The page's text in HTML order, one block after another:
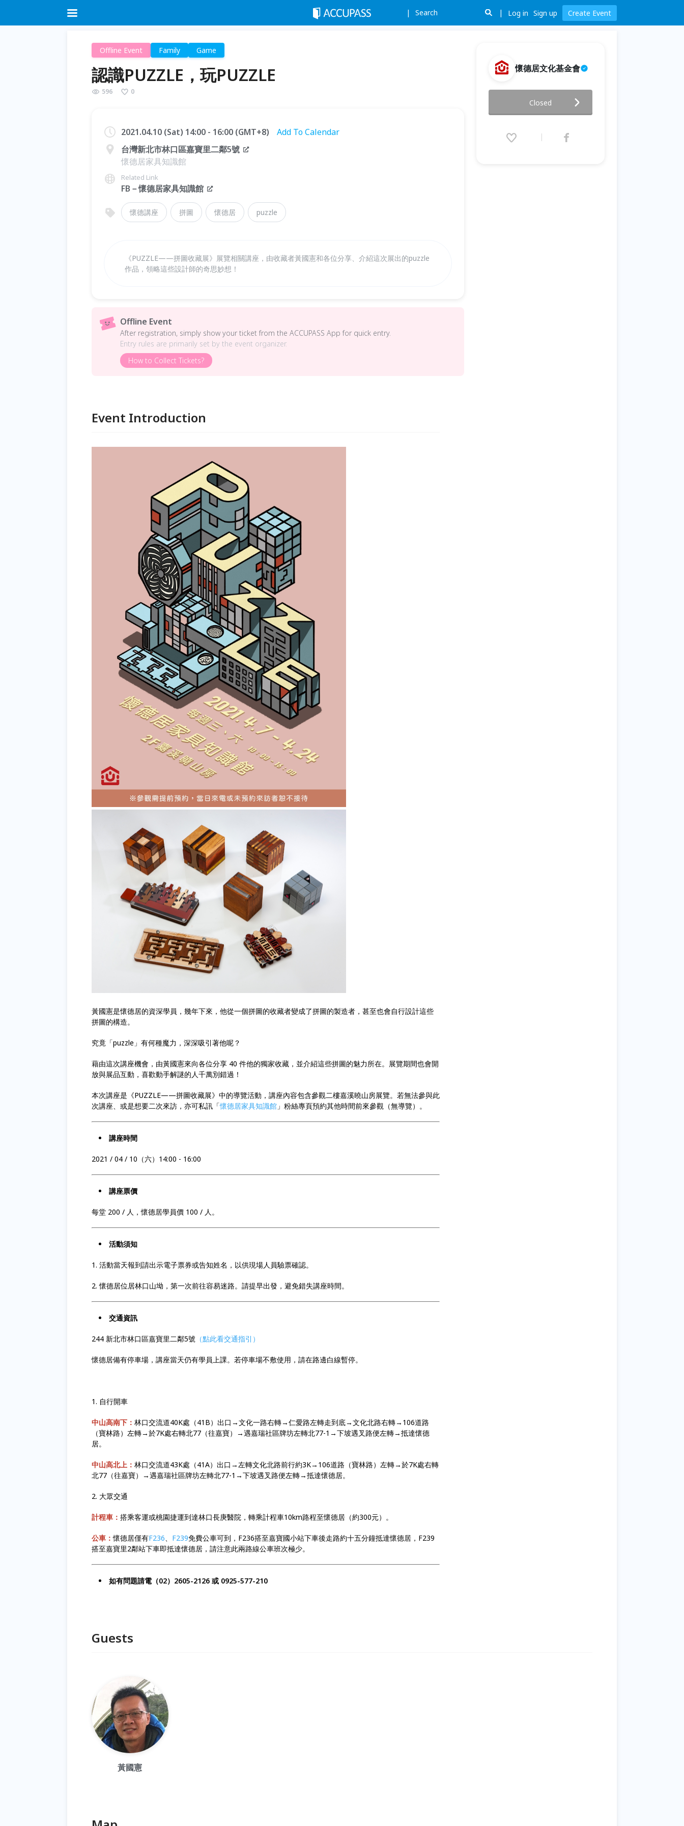
Search Log in Sign up Create Event
Offline Event Family Game
認識PUZZLE，玩PUZZLE
596 0
2021.04.10 (Sat) 14:00 - 16:00 (GMT+8)
Add To Calendar
台灣新北市林口區嘉寶里二鄰5號
懷德居家具知識館
Related Link
FB－懷德居家具知識館
懷德講座 拼圖 懷德居 puzzle
《PUZZLE——拼圖收藏展》展覽相關講座，由收藏者黃國憲和各位分享、介紹這次展出的puzzle
作品，領略這些設計師的奇思妙想！
Offline Event
After registration, simply show your ticket from the ACCUPASS App for quick entry.
Entry rules are primarily set by the event organizer.
How to Collect Tickets?
Event Introduction
黃國憲是懷德居的資深學員，幾年下來，他從一個拼圖的收藏者變成了拼圖的製造者，甚至也會自行設計這些
拼圖的構造。
究竟「puzzle」有何種魔力，深深吸引著他呢？
藉由這次講座機會，由黃國憲來向各位分享 40 件他的獨家收藏，並介紹這些拼圖的魅力所在。展覽期間也會開
放與展品互動，喜歡動手解謎的人千萬別錯過！
本次講座是《PUZZLE——拼圖收藏展》中的導覽活動，講座內容包含參觀二樓嘉溪曉山房展覽。若無法參與此
次講座、或是想要二次來訪，亦可私訊「懷德居家具知識館 」粉絲專頁預約其他時間前來參觀（無導覽）。
講座時間
2021 / 04 / 10（六）14:00 - 16:00
講座票價
每堂 200 / 人，懷德居學員價 100 / 人。
活動須知
1. 活動當天報到請出示電子票券或告知姓名，以供現場人員驗票確認。
2. 懷德居位居林口山坳，第一次前往容易迷路。請提早出發，避免錯失講座時間。
交通資訊
244 新北市林口區嘉寶里二鄰5號 （點此看交通指引）
懷德居備有停車場，講座當天仍有學員上課。若停車場不敷使用，請在路邊白線暫停。
1. 自行開車
中山高南下： 林口交流道40K處（41B）出口→文化一路右轉→仁愛路左轉走到底→文化北路右轉→106道路
（寶林路）左轉→於7K處右轉北77（往嘉寶）→遇嘉瑞社區牌坊左轉北77-1→下坡遇叉路便左轉→抵達懷德
居。
中山高北上： 林口交流道43K處（41A）出口→左轉文化北路前行約3K→106道路（寶林路）左轉→於7K處右轉
北77（往嘉寶）→遇嘉瑞社區牌坊左轉北77-1→下坡遇叉路便左轉→抵達懷德居。
2. 大眾交通
計程車： 搭乘客運或桃園捷運到達林口長庚醫院，轉乘計程車10km路程至懷德居（約300元）。
公車：懷德居僅有F236、 F239免費公車可到，F236搭至嘉寶國小站下車後走路約十五分鐘抵達懷德居，F239
搭至嘉寶里2鄰站下車即抵達懷德居，請注意此兩路線公車班次極少。
如有問題請電（02）2605-2126 或 0925-577-210
懷德居文化基金會
2021.04.10 (Sat) 14:00 - 16:00
(GMT+8)
Closed
Guests
黃國憲